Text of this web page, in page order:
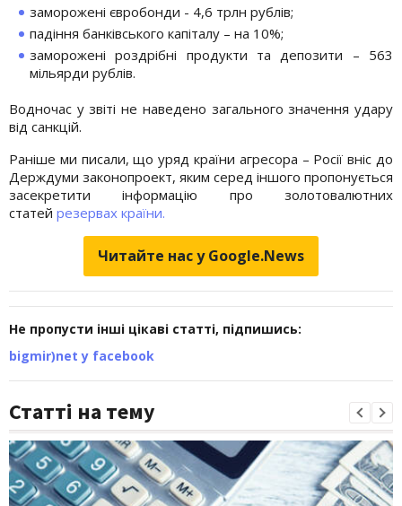
заморожені євробонди - 4,6 трлн рублів;
падіння банківського капіталу – на 10%;
заморожені роздрібні продукти та депозити – 563
мільярди рублів.
Водночас у звіті не наведено загального значення удару
від санкцій.
Раніше ми писали, що уряд країни агресора – Росії вніс до
Держдуми законопроект, яким серед іншого пропонується
засекретити інформацію про золотовалютних
статей резервах країни.
Читайте нас у Google.News
Не пропусти інші цікаві статті, підпишись:
bigmir)net у facebook
Статті на тему